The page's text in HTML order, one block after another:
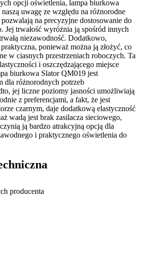
opcji oświetlenia, lampa biurkowa
uwagę ze względu na różnorodne
na precyzyjne dostosowanie do
Jej trwałość wyróżnia ją spośród innych
niezawodność. Dodatkowo,
ponieważ można ją złożyć, co
w ciasnych przestrzeniach roboczych. Ta
i oszczędzającego miejsce
biurkowa Slator QM019 jest
dla różnorodnych potrzeb
jej liczne poziomy jasności umożliwiają
z preferencjami, a fakt, że jest
czarnym, daje dodatkową elastyczność
wadą jest brak zasilacza sieciowego,
ją bardzo atrakcyjną opcją dla
i praktycznego oświetlenia do
producenta